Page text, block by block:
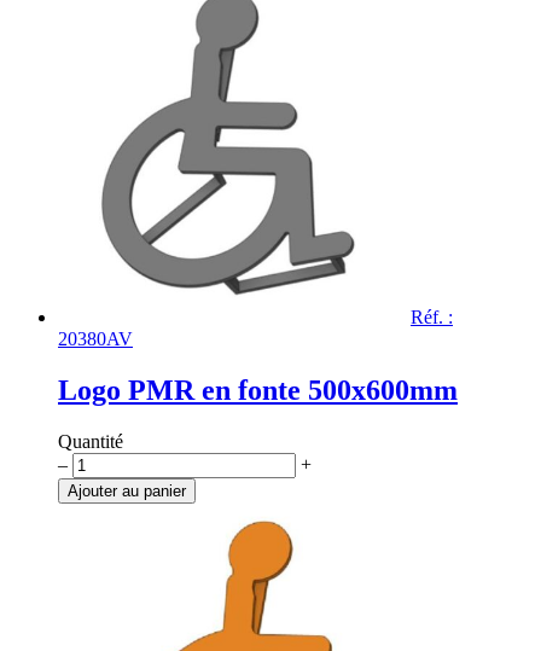
Réf. :
20380AV
Logo PMR en fonte 500x600mm
Quantité
quantité
de
Logo
– +
Ajouter au panier